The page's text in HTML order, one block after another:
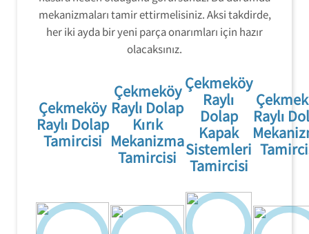
mekanizmaları tamir ettirmelisiniz. Aksi takdirde,
her iki ayda bir yeni parça onarımları için hazır
olacaksınız.
Çekmeköy
Raylı Dolap
Tamircisi
Çekmeköy
Raylı Dolap
Kırık
Mekanizma
Tamircisi
Çekmeköy
Raylı
Dolap
Kapak
Sistemleri
Tamircisi
Raylı